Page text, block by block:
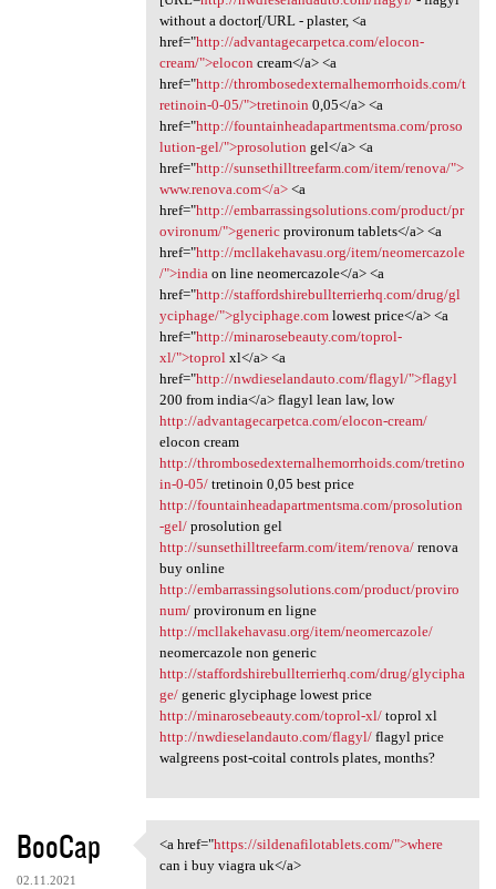
without a doctor[/URL - plaster, <a
href="http://advantagecarpetca.com/elocon-
cream/">elocon cream</a> <a
href="http://thrombosedexternalhemorrhoids.com/t
retinoin-0-05/">tretinoin 0,05</a> <a
href="http://fountainheadapartmentsma.com/proso
lution-gel/">prosolution gel</a> <a
href="http://sunsethilltreefarm.com/item/renova/">
www.renova.com</a><a
href="http://embarrassingsolutions.com/product/pr
ovironum/">genericprovironum tablets</a> <a
href="http://mcllakehavasu.org/item/neomercazole
/">india on line neomercazole</a> <a
href="http://staffordshirebullterrierhq.com/drug/gl
yciphage/">glyciphage.comlowest price</a> <a
href="http://minarosebeauty.com/toprol-
xl/">toprol xl</a> <a
href="http://nwdieselandauto.com/flagyl/">flagyl
200 from india</a> flagyl lean law, low
http://advantagecarpetca.com/elocon-cream/
elocon cream
http://thrombosedexternalhemorrhoids.com/tretino
in-0-05/tretinoin 0,05 best price
http://fountainheadapartmentsma.com/prosolution
-gel/prosolution gel
http://sunsethilltreefarm.com/item/renova/renova
buy online
http://embarrassingsolutions.com/product/proviro
num/provironum en ligne
http://mcllakehavasu.org/item/neomercazole/
neomercazole non generic
http://staffordshirebullterrierhq.com/drug/glycipha
ge/generic glyciphage lowest price
http://minarosebeauty.com/toprol-xl/toprol xl
http://nwdieselandauto.com/flagyl/flagyl price
walgreens post-coital controls plates, months?
BooCap
02.11.2021
<a href="https:/
<a href="https://sildenafilotablets.com/">where
can i buy viagra uk</a>